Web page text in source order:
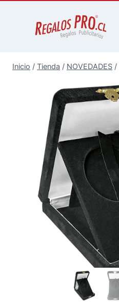
Inicio / Tienda / NOVEDADES /